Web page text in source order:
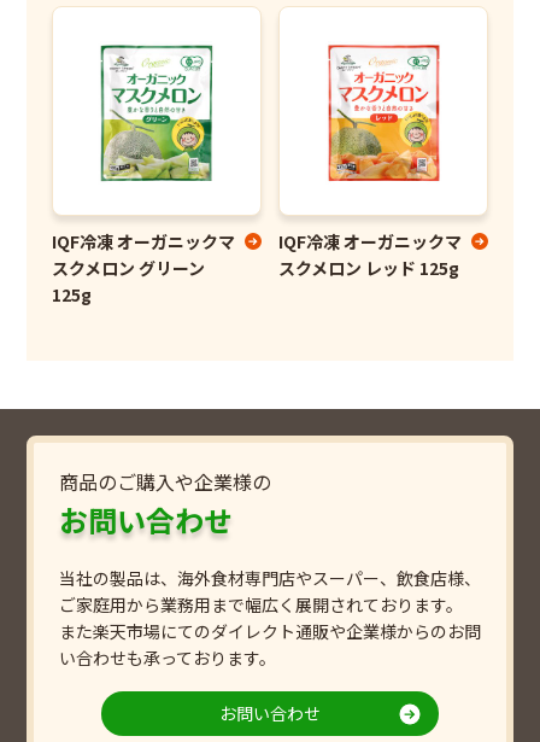
IQF冷凍 オーガニックマ
スクメロン グリーン
125g
IQF冷凍 オーガニックマ
スクメロン レッド 125g
商品のご購入や企業様の
お問い合わせ
当社の製品は、海外食材専門店やスーパー、飲食店様、
ご家庭用から業務用まで幅広く展開されております。
また楽天市場にてのダイレクト通販や企業様からのお問
い合わせも承っております。
お問い合わせ